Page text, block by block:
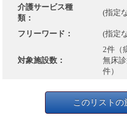
介護サービス種
類：
(指定
フリーワード： (指定
対象施設数：
2件（
無床
件）
このリスト